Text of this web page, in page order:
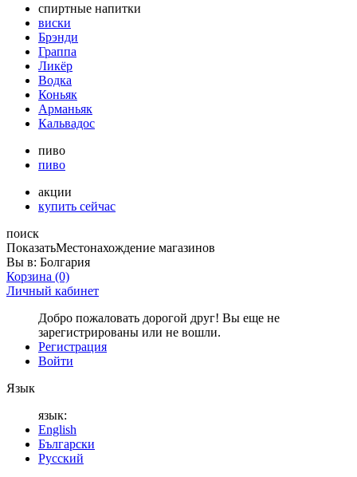
спиртные напитки
виски
Брэнди
Граппа
Ликёр
Водка
Коньяк
Арманьяк
Кальвадос
пиво
пиво
акции
купить сейчас
поиск
ПоказатьМестонахождение магазинов
Вы в: Болгария
Корзина (0)
Личный кабинет
Добро пожаловать дорогой друг! Вы еще не
зарегистрированы или не вошли.
Регистрация
Войти
Язык
язык:
English
Български
Русский